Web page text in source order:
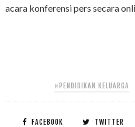
acara konferensi pers secara
#PENDIDIKAN KELUARGA
FACEBOOK TWITTER